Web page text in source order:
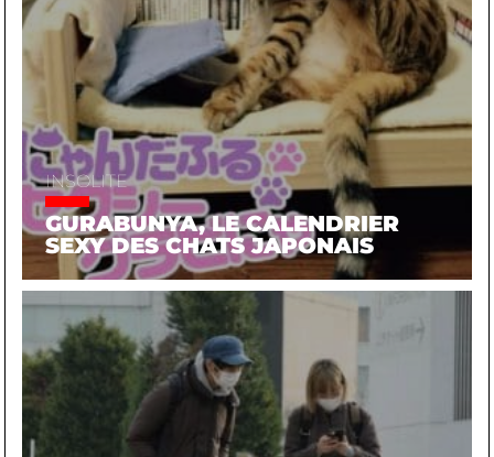
INSOLITE
GURABUNYA, LE CALENDRIER
SEXY DES CHATS JAPONAIS